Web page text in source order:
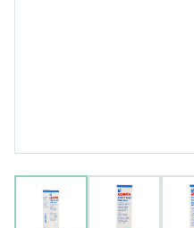
View larger image
View